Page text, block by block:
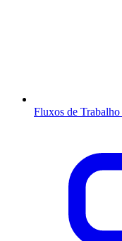
Fluxos de Trabalho